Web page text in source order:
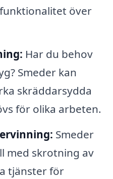
över
Har du behov
Smeder kan
skräddarsydda
för olika arbeten.
Smeder
med skrotning av
tjänster för